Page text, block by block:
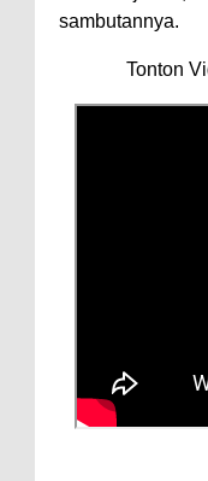
sambutannya.
Tonton